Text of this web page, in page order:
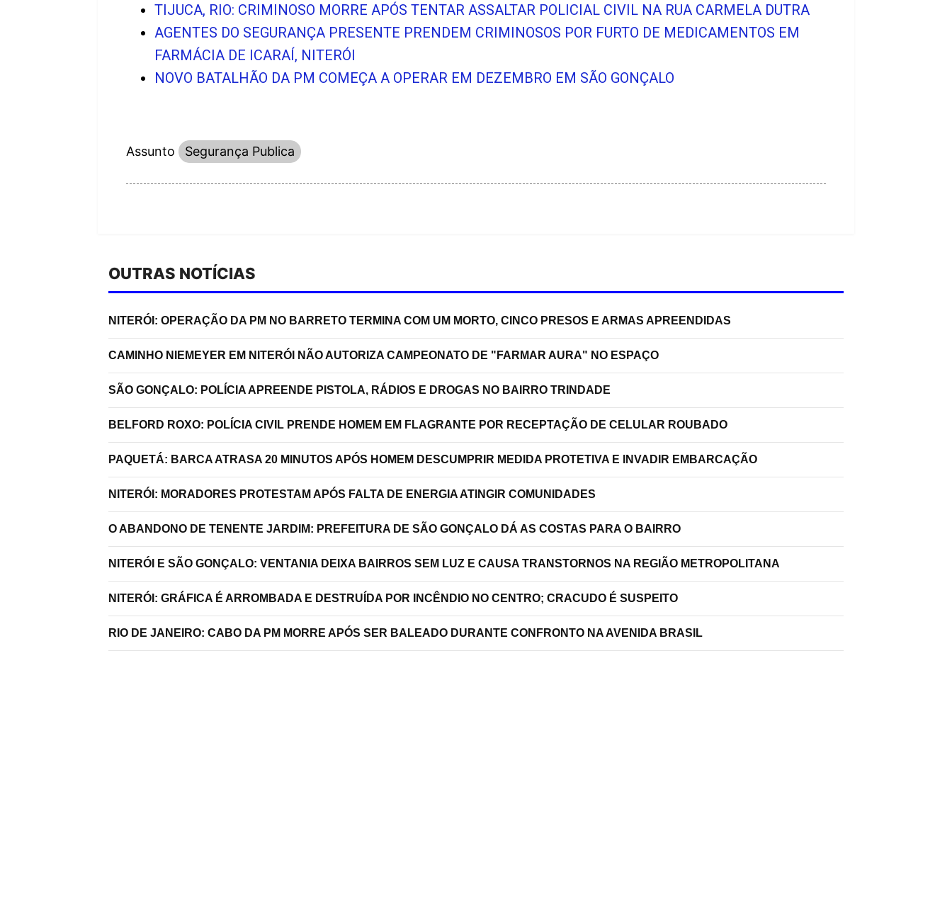
TIJUCA, RIO: CRIMINOSO MORRE APÓS TENTAR ASSALTAR POLICIAL CIVIL NA RUA CARMELA DUTRA
AGENTES DO SEGURANÇA PRESENTE PRENDEM CRIMINOSOS POR FURTO DE MEDICAMENTOS EM
FARMÁCIA DE ICARAÍ, NITERÓI
NOVO BATALHÃO DA PM COMEÇA A OPERAR EM DEZEMBRO EM SÃO GONÇALO
Assunto Segurança Publica
OUTRAS NOTÍCIAS
NITERÓI: OPERAÇÃO DA PM NO BARRETO TERMINA COM UM MORTO, CINCO PRESOS E ARMAS APREENDIDAS
CAMINHO NIEMEYER EM NITERÓI NÃO AUTORIZA CAMPEONATO DE "FARMAR AURA" NO ESPAÇO
SÃO GONÇALO: POLÍCIA APREENDE PISTOLA, RÁDIOS E DROGAS NO BAIRRO TRINDADE
BELFORD ROXO: POLÍCIA CIVIL PRENDE HOMEM EM FLAGRANTE POR RECEPTAÇÃO DE CELULAR ROUBADO
PAQUETÁ: BARCA ATRASA 20 MINUTOS APÓS HOMEM DESCUMPRIR MEDIDA PROTETIVA E INVADIR EMBARCAÇÃO
NITERÓI: MORADORES PROTESTAM APÓS FALTA DE ENERGIA ATINGIR COMUNIDADES
O ABANDONO DE TENENTE JARDIM: PREFEITURA DE SÃO GONÇALO DÁ AS COSTAS PARA O BAIRRO
NITERÓI E SÃO GONÇALO: VENTANIA DEIXA BAIRROS SEM LUZ E CAUSA TRANSTORNOS NA REGIÃO METROPOLITANA
NITERÓI: GRÁFICA É ARROMBADA E DESTRUÍDA POR INCÊNDIO NO CENTRO; CRACUDO É SUSPEITO
RIO DE JANEIRO: CABO DA PM MORRE APÓS SER BALEADO DURANTE CONFRONTO NA AVENIDA BRASIL